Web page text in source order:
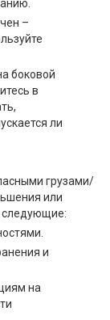
–
боковой
в
ли
грузами/
или
следующие:
и
на